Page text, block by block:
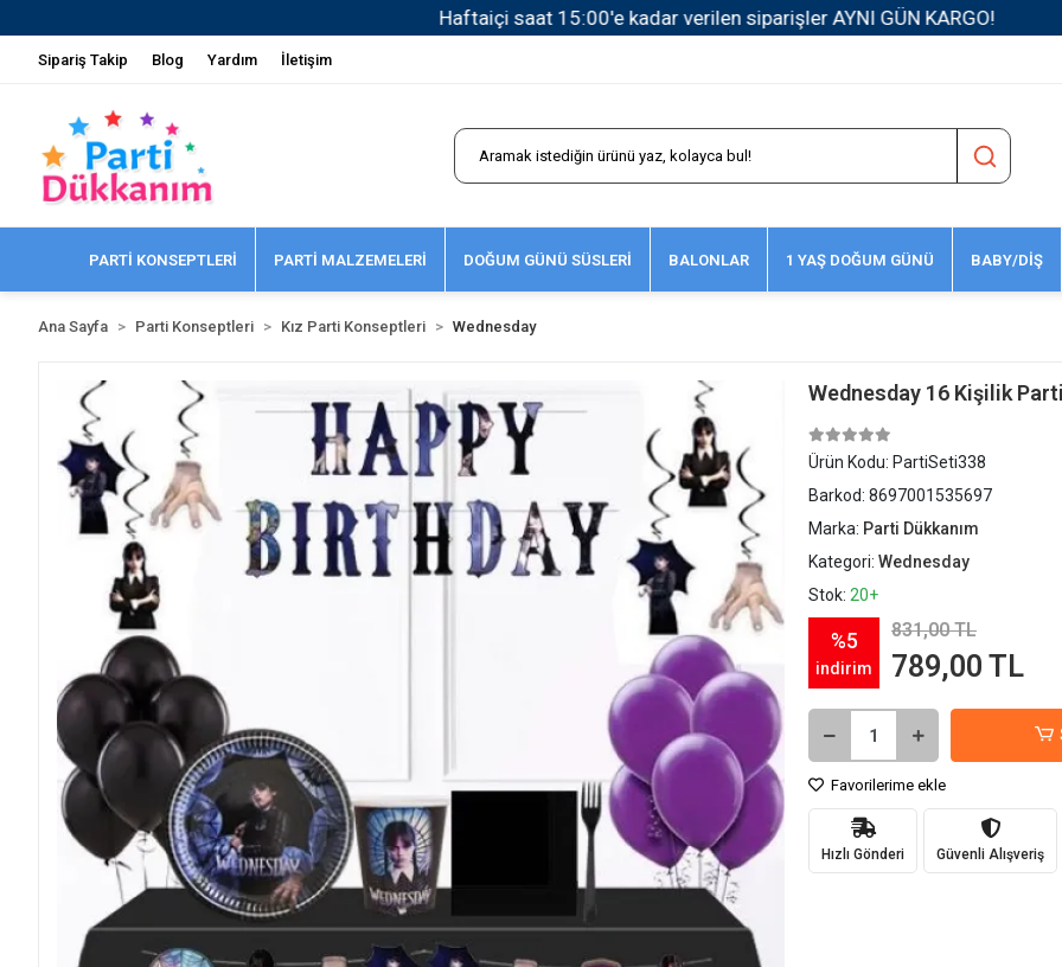
1500 TL ve Üzeri Kargo Ücretsiz!
Sipariş Takip Blog Yardım İletişim
PARTİ KONSEPTLERİ PARTİ MALZEMELERİ DOĞUM GÜNÜ SÜSLERİ BALONLAR 1 YAŞ DOĞUM GÜNÜ BABY/DİŞ
Ana Sayfa Parti Konseptleri Kız Parti Konseptleri Wednesday
Wednesday 16 Kişilik
Ürün Kodu: PartiSeti338
Barkod: 8697001535697
Marka: Parti Dükkanım
Kategori: Wednesday
Stok: 20+
%5
indirim
831,00 TL
789,00 TL
Favorilerime ekle
Hızlı Gönderi Güvenli Alışveriş